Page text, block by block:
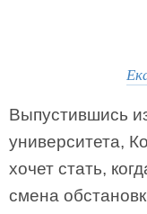
Выпустившись
университета,
хочет стать,
смена